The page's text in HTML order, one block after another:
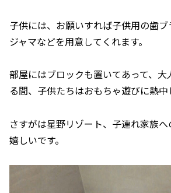
子供には、お願いすれば子供用の歯
ジャマなどを用意してくれます。
部屋にはブロックも置いてあって、
る間、子供たちはおもちゃ遊びに熱中
さすがは星野リゾート、子連れ家族
嬉しいです。